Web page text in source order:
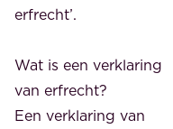
erfrecht’.
Wat is een verklaring
van erfrecht?
Een verklaring van